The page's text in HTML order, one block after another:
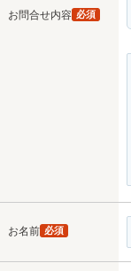
お問合せ内容 必須
お名前 必須